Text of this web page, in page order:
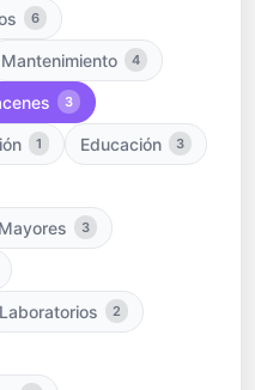
6
Mantenimiento 4
3
1 Educación 3
3
Laboratorios 2